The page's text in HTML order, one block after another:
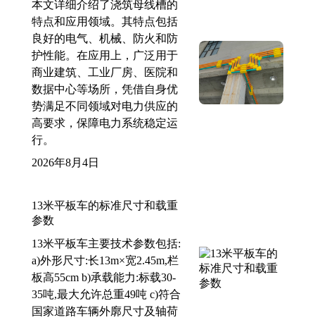
本文详细介绍了浇筑母线槽的
特点和应用领域。其特点包括
良好的电气、机械、防火和防
护性能。在应用上，广泛用于
商业建筑、工业厂房、医院和
数据中心等场所，凭借自身优
势满足不同领域对电力供应的
高要求，保障电力系统稳定运
行。
2026年8月4日
13米平板车的标准尺寸和载重
参数
13米平板车主要技术参数包括:
a)外形尺寸:长13m×宽2.45m,栏
板高55cm b)承载能力:标载30-
35吨,最大允许总重49吨 c)符合
国家道路车辆外廓尺寸及轴荷